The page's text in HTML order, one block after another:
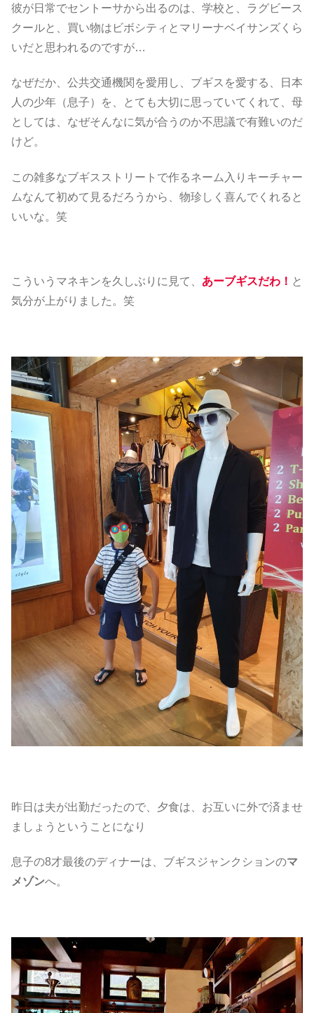
彼が日常でセントーサから出るのは、学校と、ラグビース
クールと、買い物はビボシティとマリーナベイサンズくら
いだと思われるのですが…
なぜだか、公共交通機関を愛用し、ブギスを愛する、日本
人の少年（息子）を、とても大切に思っていてくれて、母
としては、なぜそんなに気が合うのか不思議で有難いのだ
けど。
この雑多なブギスストリートで作るネーム入りキーチャー
ムなんて初めて見るだろうから、物珍しく喜んでくれると
いいな。笑
こういうマネキンを久しぶりに見て、 あーブギスだわ！ と
気分が上がりました。笑
昨日は夫が出勤だったので、夕食は、お互いに外で済ませ
ましょうということになり
息子の8才最後のディナーは、ブギスジャンクションのマ
メゾンへ。